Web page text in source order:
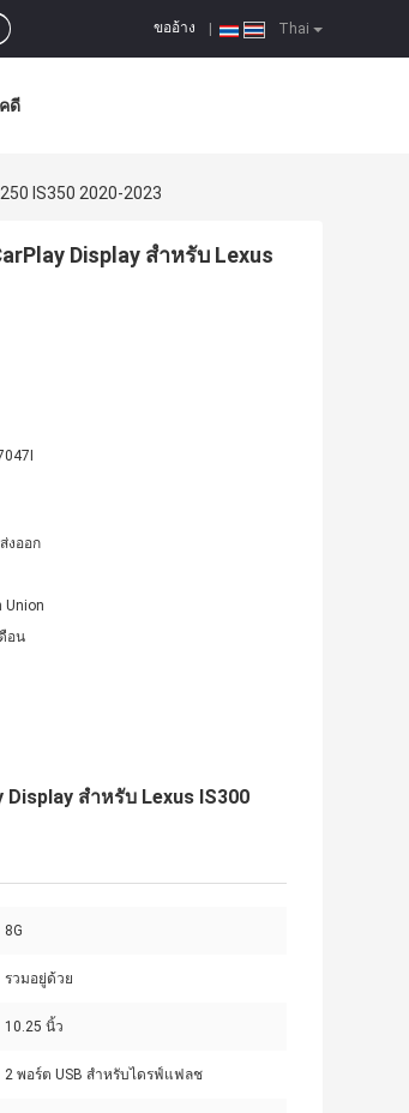
Thai
ขออ้าง
คดี
IS350 2020-2023
Display สําหรับ Lexus
งออก
Union
อน
สําหรับ Lexus IS300
8G
รวมอยู่ด้วย
10.25 นิ้ว
2 พอร์ต USB สำหรับไดรฟ์แฟลช